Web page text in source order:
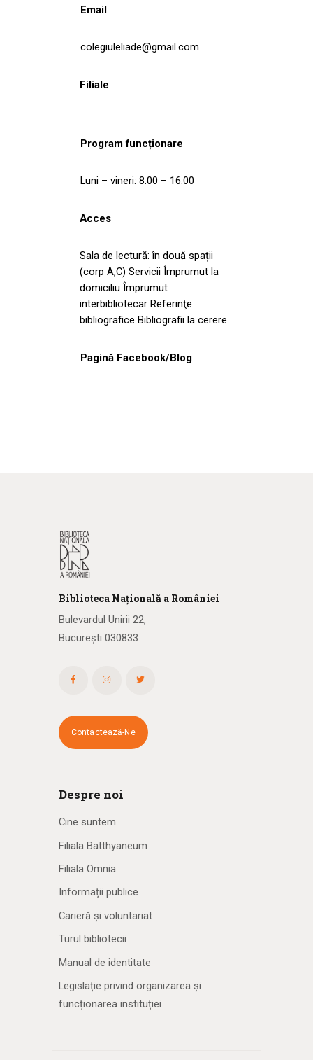
Email
colegiuleliade@gmail.com
Filiale
Program funcționare
Luni – vineri: 8.00 – 16.00
Acces
Sala de lectură: în două spații
(corp A,C) Servicii Împrumut la
domiciliu Împrumut
interbibliotecar Referinţe
bibliografice Bibliografii la cerere
Pagină Facebook/Blog
Biblioteca Națională a României
Bulevardul Unirii 22,
București 030833
Contactează-Ne
Despre noi
Cine suntem
Filiala Batthyaneum
Filiala Omnia
Informații publice
Carieră și voluntariat
Turul bibliotecii
Manual de identitate
Legislație privind organizarea și
funcționarea instituției